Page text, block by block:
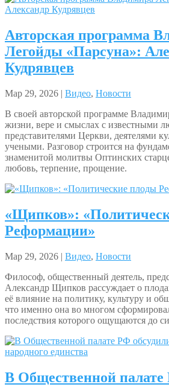
Авторская программа
Легойды «Парсуна»:
Кудрявцев
Мар 29, 2026 | Видео, Новости
В своей авторской программе
жизни, вере и смыслах с известными
представителями Церкви, деятелями
учеными. Разговор строится на
знаменитой молитвы Оптинских
любовь, терпение, прощение.
«Щипков»:
Реформации»
Мар 29, 2026 | Видео, Новости
Философ, общественный деятель,
Александр Щипков рассуждает о
её влияние на политику, культуру и
что именно она во многом
последствия которого ощущаются до
В Общественной палате